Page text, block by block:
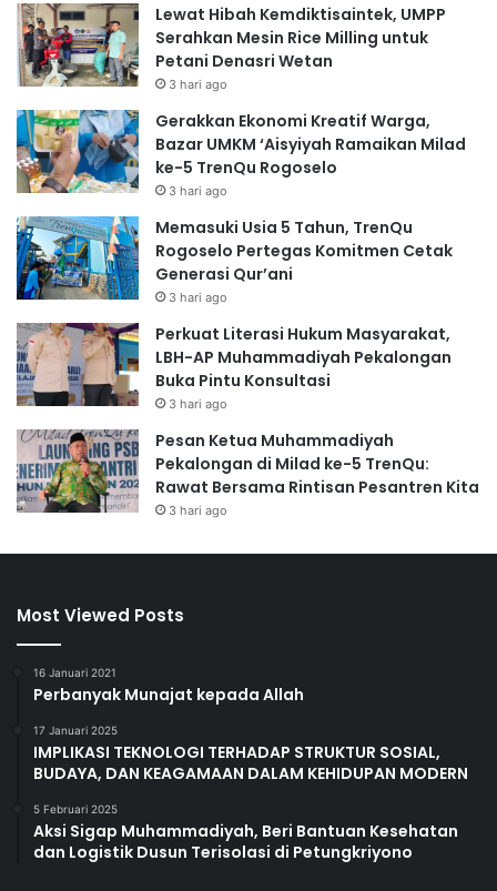
Lewat Hibah Kemdiktisaintek, UMPP
Serahkan Mesin Rice Milling untuk
Petani Denasri Wetan
3 hari ago
Gerakkan Ekonomi Kreatif Warga,
Bazar UMKM ‘Aisyiyah Ramaikan Milad
ke-5 TrenQu Rogoselo
3 hari ago
Memasuki Usia 5 Tahun, TrenQu
Rogoselo Pertegas Komitmen Cetak
Generasi Qur’ani
3 hari ago
Perkuat Literasi Hukum Masyarakat,
LBH-AP Muhammadiyah Pekalongan
Buka Pintu Konsultasi
3 hari ago
Pesan Ketua Muhammadiyah
Pekalongan di Milad ke-5 TrenQu:
Rawat Bersama Rintisan Pesantren Kita
3 hari ago
Most Viewed Posts
16 Januari 2021
Perbanyak Munajat kepada Allah
17 Januari 2025
IMPLIKASI TEKNOLOGI TERHADAP STRUKTUR SOSIAL,
BUDAYA, DAN KEAGAMAAN DALAM KEHIDUPAN MODERN
5 Februari 2025
Aksi Sigap Muhammadiyah, Beri Bantuan Kesehatan
dan Logistik Dusun Terisolasi di Petungkriyono